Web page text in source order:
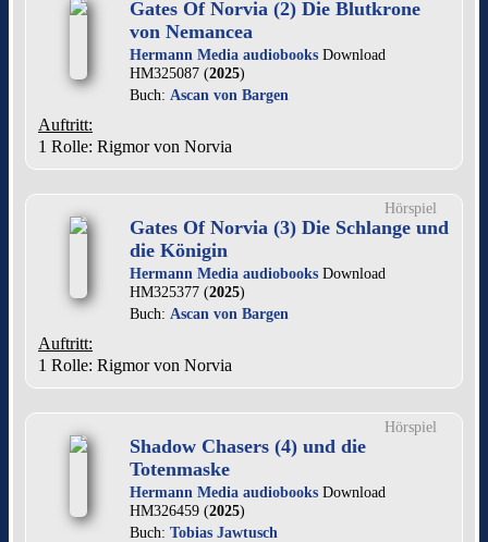
Gates Of Norvia (2) Die Blutkrone
von Nemancea
Hermann Media audiobooks Download
HM325087 (2025)
Buch: Ascan von Bargen
Auftritt:
1 Rolle: Rigmor von Norvia
Hörspiel
Gates Of Norvia (3) Die Schlange und
die Königin
Hermann Media audiobooks Download
HM325377 (2025)
Buch: Ascan von Bargen
Auftritt:
1 Rolle: Rigmor von Norvia
Hörspiel
Shadow Chasers (4) und die
Totenmaske
Hermann Media audiobooks Download
HM326459 (2025)
Buch: Tobias Jawtusch